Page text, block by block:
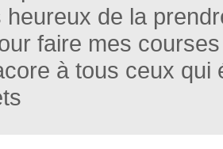
de la
faire mes
à tous ceux